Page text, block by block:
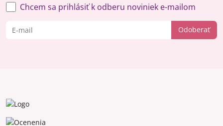
Odoberať
Chcem sa prihlásiť k odberu noviniek e-mailom